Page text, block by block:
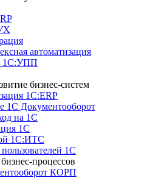
автоматизация
1С:УПП
бизнес-систем
1С:ERP
1С Документооборот
на 1С
1С
1С:ИТС
1С
процессов
КОРП